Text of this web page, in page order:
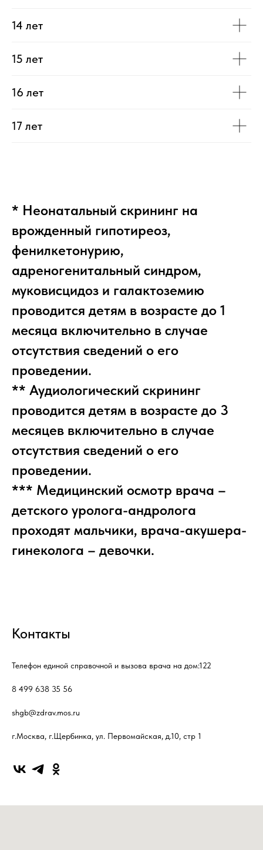
14 лет
15 лет
16 лет
17 лет
* Неонатальный скрининг на
врожденный гипотиреоз,
фенилкетонурию,
адреногенитальный синдром,
муковисцидоз и галактоземию
проводится детям в возрасте до 1
месяца включительно в случае
отсутствия сведений о его
проведении.
** Аудиологический скрининг
проводится детям в возрасте до 3
месяцев включительно в случае
отсутствия сведений о его
проведении.
*** Медицинский осмотр врача –
детского уролога-андролога
проходят мальчики, врача-акушера-
гинеколога – девочки.
Контакты
Телефон единой справочной и вызова врача на дом:122
8 499 638 35 56
shgb@zdrav.mos.ru
г.Москва, г.Щербинка, ул. Первомайская, д.10, стр 1